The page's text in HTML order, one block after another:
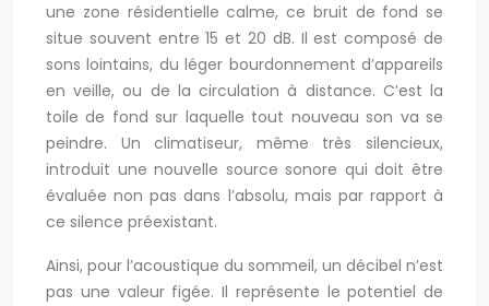
une zone résidentielle calme, ce bruit de fond se
situe souvent entre 15 et 20 dB. Il est composé de
sons lointains, du léger bourdonnement d’appareils
en veille, ou de la circulation à distance. C’est la
toile de fond sur laquelle tout nouveau son va se
peindre. Un climatiseur, même très silencieux,
introduit une nouvelle source sonore qui doit être
évaluée non pas dans l’absolu, mais par rapport à
ce silence préexistant.
Ainsi, pour l’acoustique du sommeil, un décibel n’est
pas une valeur figée. Il représente le potentiel de